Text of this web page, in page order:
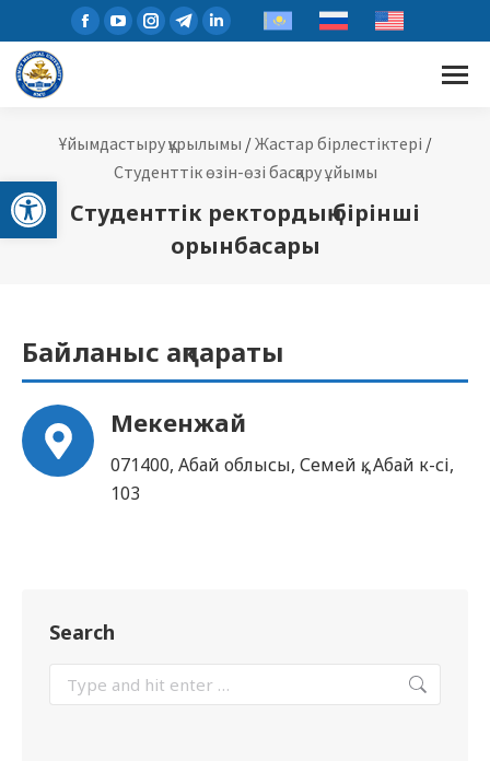
Open toolbar
Ұйымдастыру құрылымы /Жастар бірлестіктері /
Студенттік өзін-өзі басқару ұйымы
Студенттік ректордың бірінші
орынбасары
Байланыс ақпараты
Мекенжай
071400, Абай облысы, Семей қ., Абай к-сі,
103
Search